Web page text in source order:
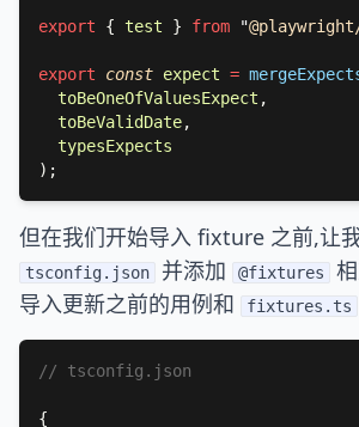
export { test } from "
export const expect =
toBeOneOfValuesExpect
toBeValidDate
但在我们开始导入 fixture 之前,让
tsconfig.json 并添加 @fixtures
导入更新之前的用例和
fixtures.ts